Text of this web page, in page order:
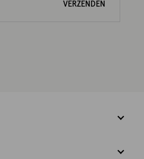
VERZENDEN